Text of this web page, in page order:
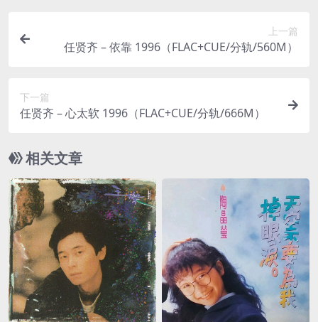
上一篇
任贤齐 – 依靠 1996（FLAC+CUE/分轨/560M）
下一篇
任贤齐 – 心太软 1996（FLAC+CUE/分轨/666M）
相关文章